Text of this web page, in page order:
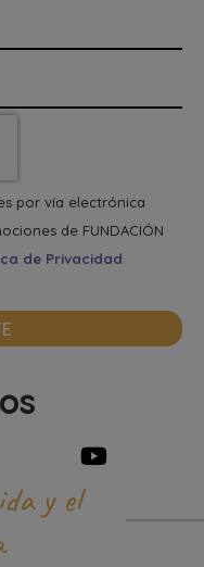
por vía electrónica
de FUNDACIÓN
de Privacidad
y el